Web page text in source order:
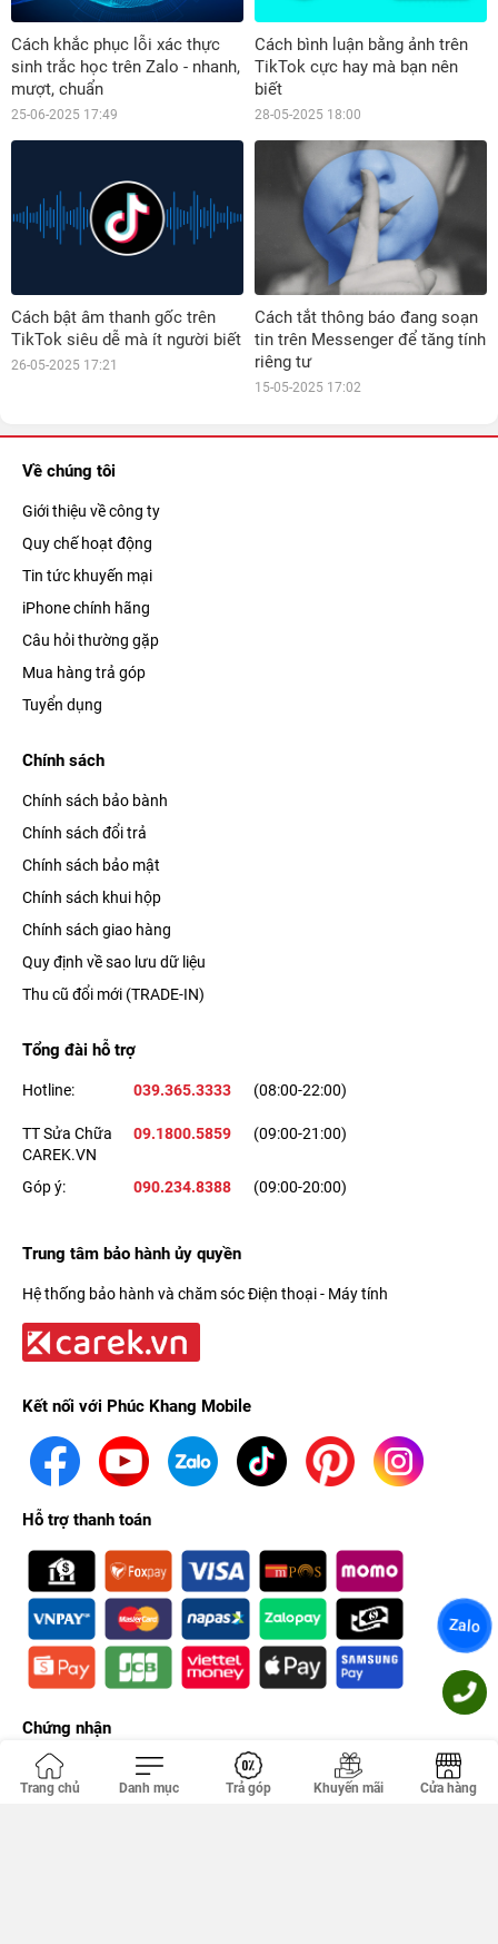
Cách khắc phục lỗi xác thực
sinh trắc học trên Zalo - nhanh,
mượt, chuẩn
25-06-2025 17:49
Cách bình luận bằng ảnh trên
TikTok cực hay mà bạn nên
biết
28-05-2025 18:00
Cách bật âm thanh gốc trên
TikTok siêu dễ mà ít người biết
26-05-2025 17:21
Cách tắt thông báo đang soạn
tin trên Messenger để tăng tính
riêng tư
15-05-2025 17:02
Về chúng tôi
Giới thiệu về công ty
Quy chế hoạt động
Tin tức khuyến mại
iPhone chính hãng
Câu hỏi thường gặp
Mua hàng trả góp
Tuyển dụng
Chính sách
Chính sách bảo bành
Chính sách đổi trả
Chính sách bảo mật
Chính sách khui hộp
Chính sách giao hàng
Quy định về sao lưu dữ liệu
Thu cũ đổi mới (TRADE-IN)
Tổng đài hỗ trợ
Hotline: 039.365.3333 (08:00-22:00)
TT Sửa Chữa
CAREK.VN
09.1800.5859 (09:00-21:00)
Góp ý: 090.234.8388 (09:00-20:00)
Trung tâm bảo hành ủy quyền
Hệ thống bảo hành và chăm sóc Điện thoại - Máy tính
Kết nối với Phúc Khang Mobile
Hỗ trợ thanh toán
Chứng nhận
Zalo
Trang chủ Danh mục Trả góp Khuyến mãi Cửa hàng